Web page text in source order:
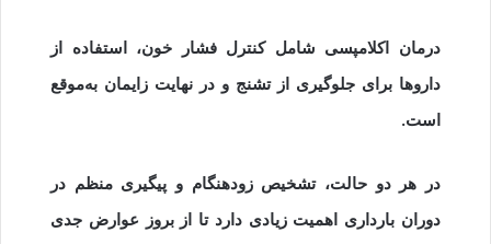
درمان اکلامپسی شامل کنترل فشار خون، استفاده از
داروها برای جلوگیری از تشنج و در نهایت زایمان به‌موقع
است.
در هر دو حالت، تشخیص زودهنگام و پیگیری منظم در
دوران بارداری اهمیت زیادی دارد تا از بروز عوارض جدی